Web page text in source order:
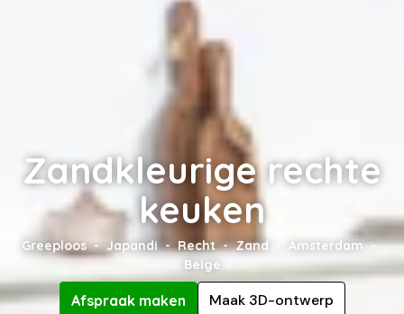
Zandkleurige rechte
keuken
Greeploos Japandi Recht Zand
Amsterdam
Beige
Afspraak maken Maak 3D-ontwerp